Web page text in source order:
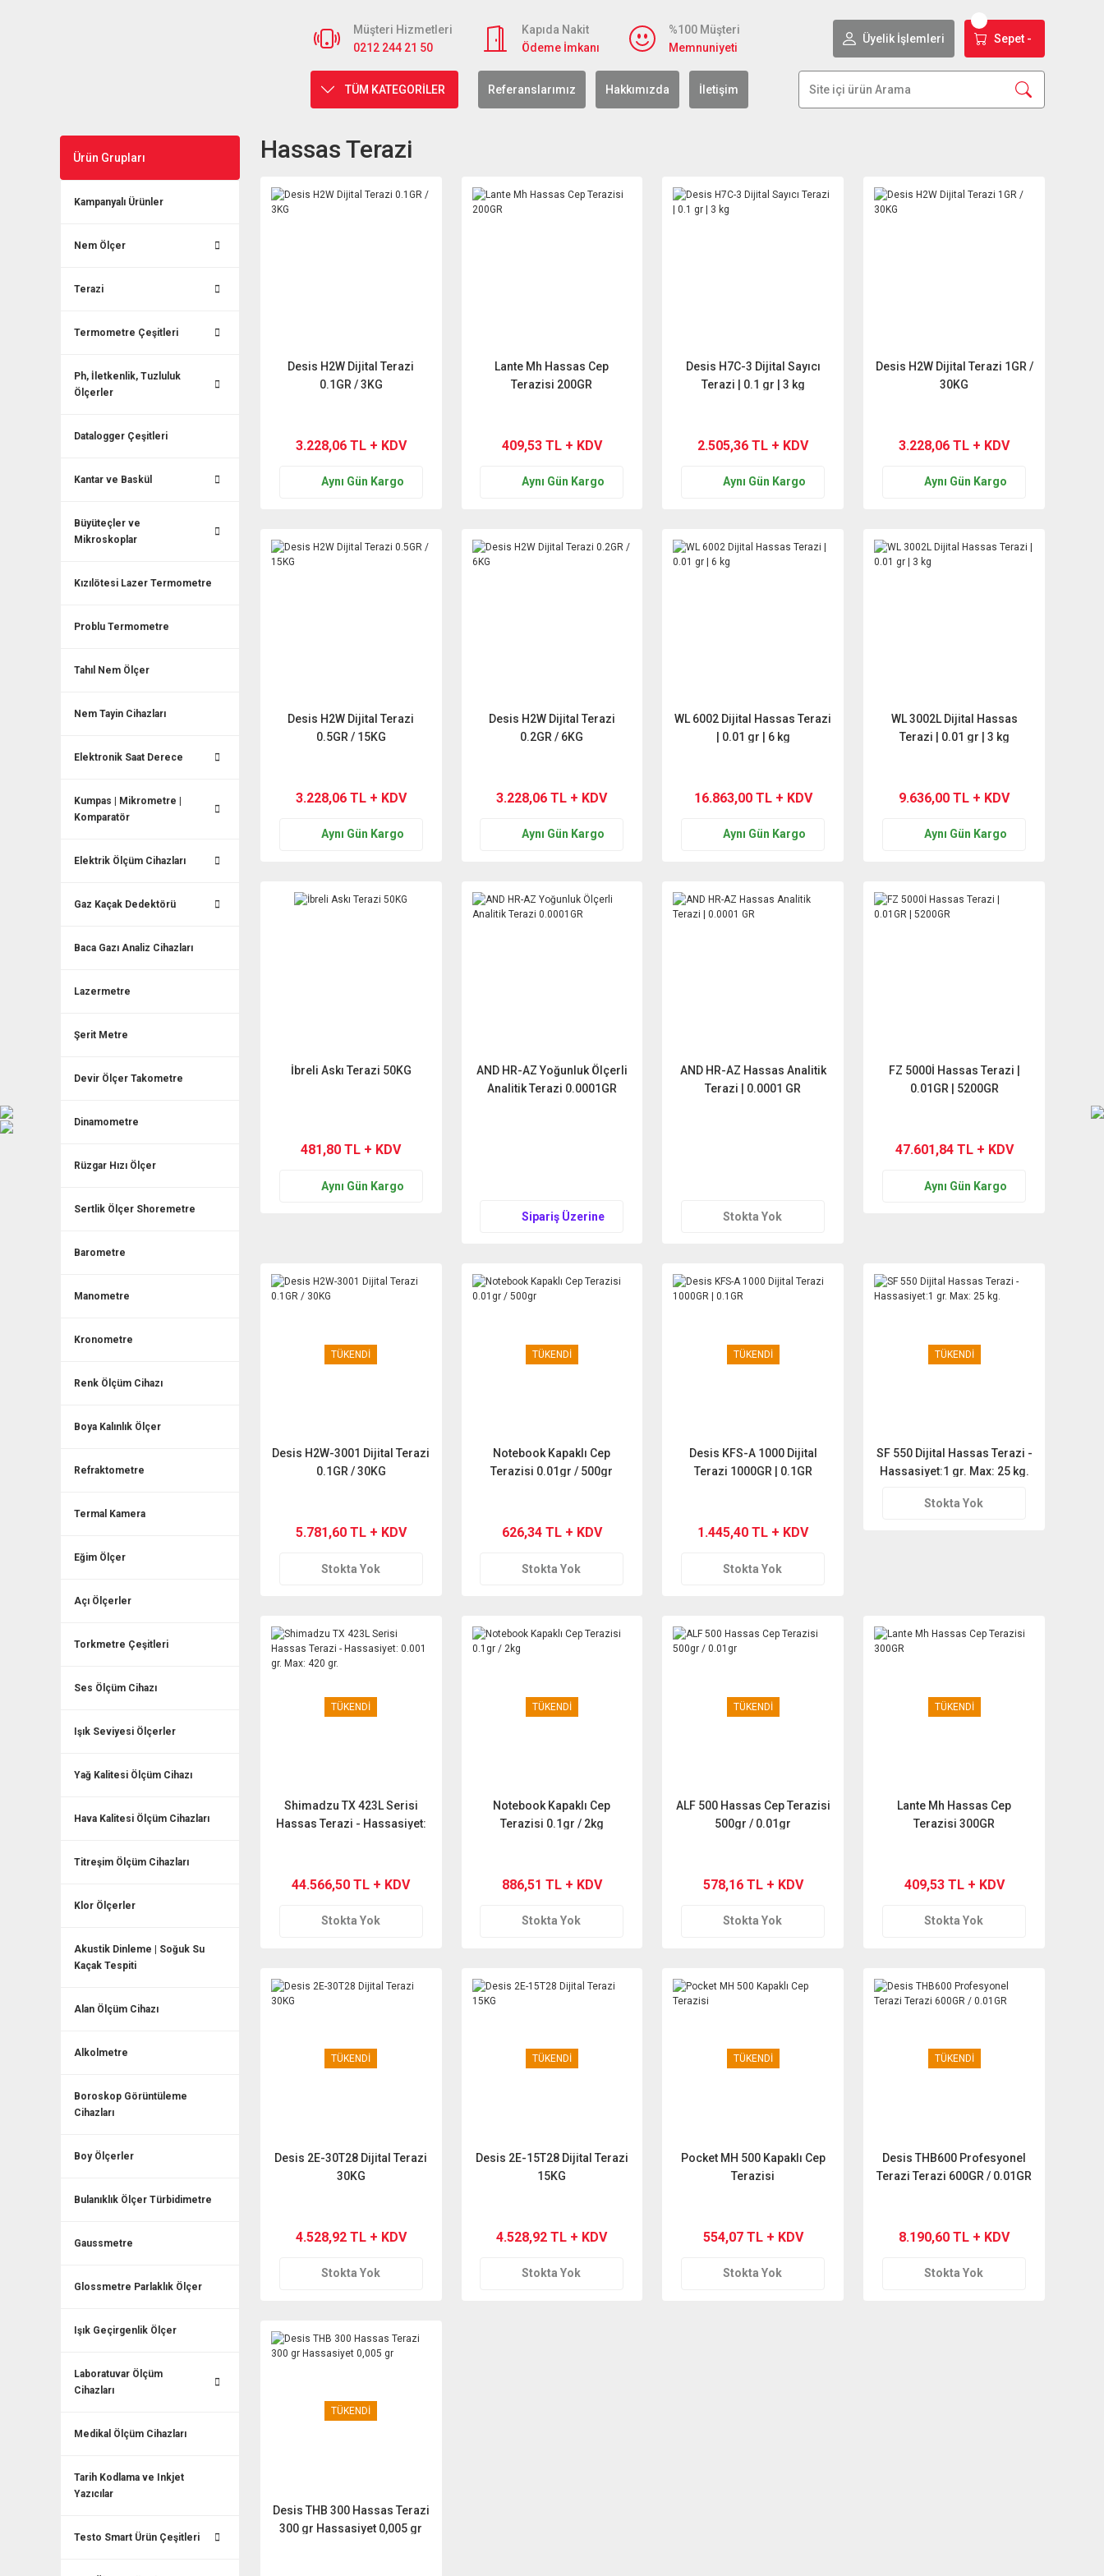
Müşteri Hizmetleri
0212 244 21 50
Kapıda Nakit
Ödeme İmkanı
%100 Müşteri
Memnuniyeti
Üyelik İşlemleri Sepet -
TÜM KATEGORİLER Referanslarımız Hakkımızda İletişim
Ürün Grupları
Kampanyalı Ürünler
Nem Ölçer
Terazi
Termometre Çeşitleri
Ph, İletkenlik, Tuzluluk
Ölçerler
Datalogger Çeşitleri
Kantar ve Baskül
Büyüteçler ve
Mikroskoplar
Kızılötesi Lazer Termometre
Problu Termometre
Tahıl Nem Ölçer
Nem Tayin Cihazları
Elektronik Saat Derece
Kumpas | Mikrometre |
Komparatör
Elektrik Ölçüm Cihazları
Gaz Kaçak Dedektörü
Baca Gazı Analiz Cihazları
Lazermetre
Şerit Metre
Devir Ölçer Takometre
Dinamometre
Rüzgar Hızı Ölçer
Sertlik Ölçer Shoremetre
Barometre
Manometre
Kronometre
Renk Ölçüm Cihazı
Boya Kalınlık Ölçer
Refraktometre
Termal Kamera
Eğim Ölçer
Açı Ölçerler
Torkmetre Çeşitleri
Ses Ölçüm Cihazı
Işık Seviyesi Ölçerler
Yağ Kalitesi Ölçüm Cihazı
Hava Kalitesi Ölçüm Cihazları
Titreşim Ölçüm Cihazları
Klor Ölçerler
Akustik Dinleme | Soğuk Su
Kaçak Tespiti
Alan Ölçüm Cihazı
Alkolmetre
Boroskop Görüntüleme
Cihazları
Boy Ölçerler
Bulanıklık Ölçer Türbidimetre
Gaussmetre
Glossmetre Parlaklık Ölçer
Işık Geçirgenlik Ölçer
Laboratuvar Ölçüm
Cihazları
Medikal Ölçüm Cihazları
Tarih Kodlama ve Inkjet
Yazıcılar
Testo Smart Ürün Çeşitleri
Hassas Terazi
Desis H2W Dijital Terazi
0.1GR / 3KG
3.228,06 TL + KDV
Aynı Gün Kargo
Lante Mh Hassas Cep
Terazisi 200GR
409,53 TL + KDV
Aynı Gün Kargo
Desis H7C-3 Dijital Sayıcı
Terazi | 0.1 gr | 3 kg
2.505,36 TL + KDV
Aynı Gün Kargo
Desis H2W Dijital Terazi 1GR /
30KG
3.228,06 TL + KDV
Aynı Gün Kargo
Desis H2W Dijital Terazi
0.5GR / 15KG
3.228,06 TL + KDV
Aynı Gün Kargo
Desis H2W Dijital Terazi
0.2GR / 6KG
3.228,06 TL + KDV
Aynı Gün Kargo
WL 6002 Dijital Hassas Terazi
| 0.01 gr | 6 kg
16.863,00 TL + KDV
Aynı Gün Kargo
WL 3002L Dijital Hassas
Terazi | 0.01 gr | 3 kg
9.636,00 TL + KDV
Aynı Gün Kargo
İbreli Askı Terazi 50KG
481,80 TL + KDV
Aynı Gün Kargo
AND HR-AZ Yoğunluk Ölçerli
Analitik Terazi 0.0001GR
Sipariş Üzerine
AND HR-AZ Hassas Analitik
Terazi | 0.0001 GR
Stokta Yok
FZ 5000İ Hassas Terazi |
0.01GR | 5200GR
47.601,84 TL + KDV
Aynı Gün Kargo
TÜKENDİ
Desis H2W-3001 Dijital Terazi
0.1GR / 30KG
5.781,60 TL + KDV
Stokta Yok
TÜKENDİ
Notebook Kapaklı Cep
Terazisi 0.01gr / 500gr
626,34 TL + KDV
Stokta Yok
TÜKENDİ
Desis KFS-A 1000 Dijital
Terazi 1000GR | 0.1GR
1.445,40 TL + KDV
Stokta Yok
TÜKENDİ
SF 550 Dijital Hassas Terazi -
Hassasiyet:1 gr. Max: 25 kg.
Stokta Yok
TÜKENDİ
Shimadzu TX 423L Serisi
Hassas Terazi - Hassasiyet:
44.566,50 TL + KDV
Stokta Yok
TÜKENDİ
Notebook Kapaklı Cep
Terazisi 0.1gr / 2kg
886,51 TL + KDV
Stokta Yok
TÜKENDİ
ALF 500 Hassas Cep Terazisi
500gr / 0.01gr
578,16 TL + KDV
Stokta Yok
TÜKENDİ
Lante Mh Hassas Cep
Terazisi 300GR
409,53 TL + KDV
Stokta Yok
TÜKENDİ
Desis 2E-30T28 Dijital Terazi
30KG
4.528,92 TL + KDV
Stokta Yok
TÜKENDİ
Desis 2E-15T28 Dijital Terazi
15KG
4.528,92 TL + KDV
Stokta Yok
TÜKENDİ
Pocket MH 500 Kapaklı Cep
Terazisi
554,07 TL + KDV
Stokta Yok
TÜKENDİ
Desis THB600 Profesyonel
Terazi Terazi 600GR / 0.01GR
8.190,60 TL + KDV
Stokta Yok
TÜKENDİ
Desis THB 300 Hassas Terazi
300 gr Hassasiyet 0,005 gr